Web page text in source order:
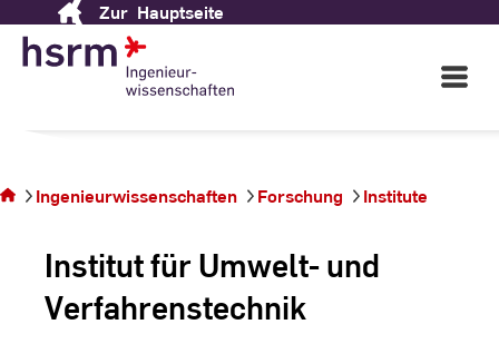
Content
Zur Hauptseite
Open
Main
Institut für Umwelt und Verfahrenstechnik
Forschungsinstitut für umweltrelevante
Fragestellungen und nachhaltige Strategien
sich aufIngenieurwissenschaften Forschung Institute
Institut für Umwelt- und
Verfahrenstechnik